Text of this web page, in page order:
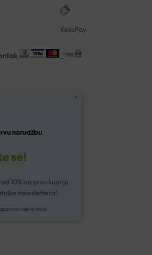
KeksPay
narudžbu
se!
10% na prvu kupnju
newslettera!
proizvode na akciji